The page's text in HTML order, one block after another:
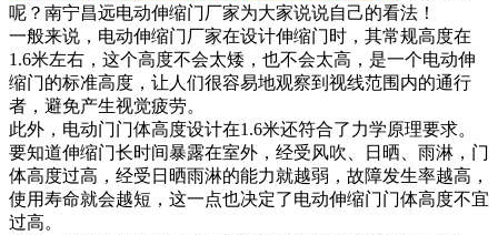
呢？南宁昌远电动伸缩门厂家为大家说说自己的看法！
一般来说，电动伸缩门厂家在设计伸缩门时，其常规高度在
1.6米左右，这个高度不会太矮，也不会太高，是一个电动伸
缩门的标准高度，让人们很容易地观察到视线范围内的通行
者，避免产生视觉疲劳。
此外，电动门门体高度设计在1.6米还符合了力学原理要求。
要知道伸缩门长时间暴露在室外，经受风吹、日晒、雨淋，门
体高度过高，经受日晒雨淋的能力就越弱，故障发生率越高，
使用寿命就会越短，这一点也决定了电动伸缩门门体高度不宜
过高。